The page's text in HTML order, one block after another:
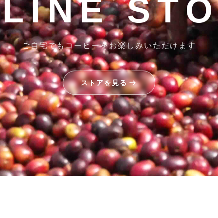
ご自宅でもコーヒーをお楽しみいただけます
ストアを見る